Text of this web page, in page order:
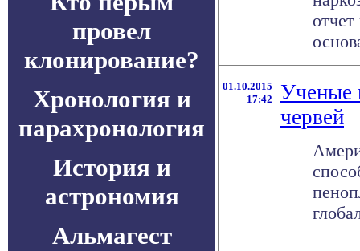
провел
клонирование?
Хронология и
парахронология
История и
астрономия
Альмагест
01.10.2015
17:42
Ученые
червей